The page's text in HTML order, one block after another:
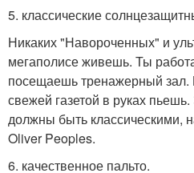
5. классические
Никаких "Навороченных" и
мегаполисе живешь. Ты
посещаешь тренажерный
свежей газетой в руках
должны быть классическими,
Oliver Peoples.
6. качественное пальто.